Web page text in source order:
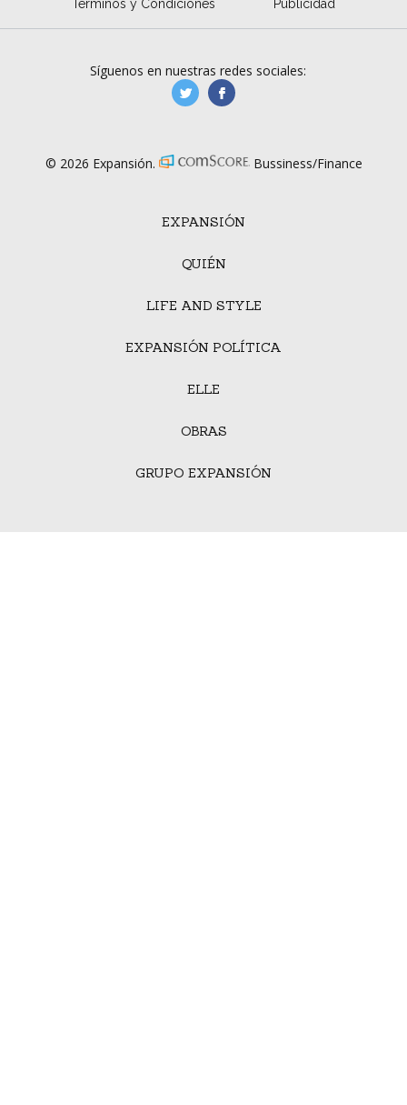
Términos y Condiciones Publicidad
EXPANSIÓN
QUIÉN
LIFE AND STYLE
EXPANSIÓN POLÍTICA
ELLE
OBRAS
GRUPO EXPANSIÓN
Síguenos en nuestras redes sociales:
manufacturaGE
© 2026 Expansión. Bussiness/Finance